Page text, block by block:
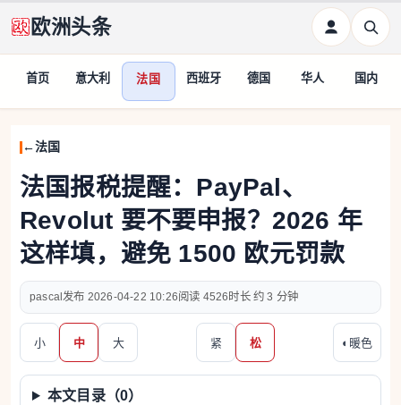
欧洲头条
首页 意大利 法国 西班牙 德国 华人 国内
法国
法国报税提醒：PayPal、
Revolut 要不要申报？2026 年
这样填，避免 1500 欧元罚款
pascal 2026-04-22 10:26 4526 约 3 分钟
小 中 大 紧 松 ◐ 暖色
本文目录（0）